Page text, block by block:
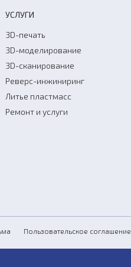
УСЛУГИ
3D-печать
3D-моделирование
3D-сканирование
Реверс-инжиниринг
Литье пластмасс
Ремонт и услуги
Пользовательское соглашение